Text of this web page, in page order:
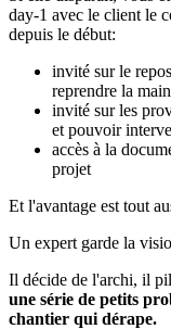
day-1 avec le client le
depuis le début:
invité sur le
reprendre la
invité sur les
et pouvoir
accès à la
projet
Et l'avantage est tout
Un expert garde la
Il décide de l'archi, il
une série de petits
chantier qui dérape.